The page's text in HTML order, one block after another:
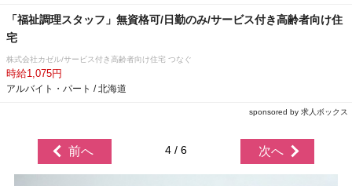
「福祉調理スタッフ」無資格可/日勤のみ/サービス付き高齢者向け住
宅
株式会社カゼル/サービス付き高齢者向け住宅 つなぐ
時給1,075円
アルバイト・パート / 北海道
sponsored by 求人ボックス
前へ 4 / 6 次へ